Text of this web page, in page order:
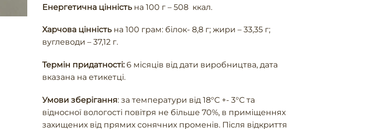
Енергетична цінність на 100 г – 508 ккал.
Харчова цінність на 100 грам: білок- 8,8 г; жири – 33,35 г;
вуглеводи – 37,12 г.
Термін придатності:6 місяців від дати виробництва, дата
вказана на етикетці.
Умови зберігання: за температури від 18°C +- 3°C та
відносної вологості повітря не більше 70%, в приміщеннях
захищених від прямих сонячних променів. Після відкриття